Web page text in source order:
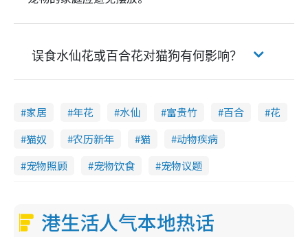
误食水仙花或百合花对猫狗有何影响？
家居 年花 水仙 富贵竹 百合
花
猫奴
农历新年 猫
动物疾病
宠物照顾
宠物饮食 宠物议题
港生活人气本地热话